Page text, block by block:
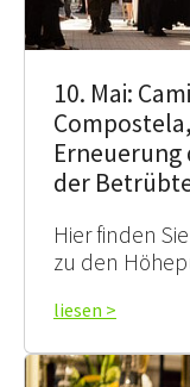
10. Mai:
Erneuerung
der
Hier finden
zu den
liesen >